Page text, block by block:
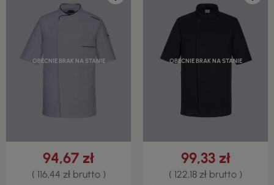
OBECNIE BRAK NA STANIE
94,67 zł
( 116,44 zł brutto )
OBECNIE BRAK NA STANIE
99,33 zł
( 122,18 zł brutto )